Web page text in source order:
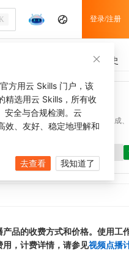
登录/注册
调用历史
置和验证工具，涵盖 SDK 代码生成、
技能可快速完成本地配置。
品的收费方式和价格。使用工
，计费详情，请参见视频点播
方用云 Skills 门户，该
精选用云 Skills，所有收
安全与合规检测。云
效、友好、稳定地理解和
去查看 我知道了